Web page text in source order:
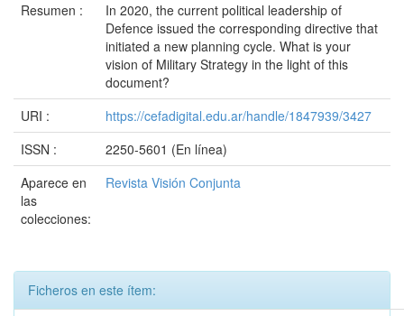
Resumen :
In 2020, the current political leadership of
Defence issued the corresponding directive that
initiated a new planning cycle. What is your
vision of Military Strategy in the light of this
document?
URI :
https://cefadigital.edu.ar/handle/1847939/3427
ISSN :
2250-5601 (En línea)
Aparece en
las
colecciones:
Revista Visión Conjunta
Ficheros en este ítem: